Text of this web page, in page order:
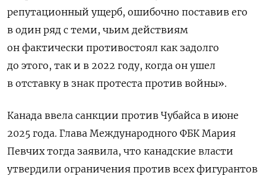
репутационный ущерб, ошибочно поставив его
в один ряд с теми, чьим действиям
он фактически противостоял как задолго
до этого, так и в 2022 году, когда он ушел
в отставку в знак протеста против войны».
Канада ввела санкции против Чубайса в июне
2025 года. Глава Международного ФБК Мария
Певчих тогда заявила, что канадские власти
утвердили ограничения против всех фигурантов